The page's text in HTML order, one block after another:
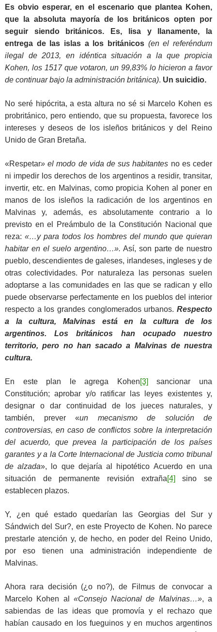
Es obvio esperar, en el escenario que plantea Kohen,
que la absoluta mayoría de los británicos opten por
seguir siendo británicos. Es, lisa y llanamente, la
entrega de las islas a los británicos (en el referéndum
ilegal de 2013, en idéntica situación a la que propicia
Kohen, los 1517 que votaron, un 99,83% lo hicieron a favor
de continuar bajo la administración británica). Un suicidio.
No seré hipócrita, a esta altura no sé si Marcelo Kohen es
probritánico, pero entiendo, que su propuesta, favorece los
intereses y deseos de los isleños británicos y del Reino
Unido de Gran Bretaña.
«Respetar» el modo de vida de sus habitantes no es ceder
ni impedir los derechos de los argentinos a residir, transitar,
invertir, etc. en Malvinas, como propicia Kohen al poner en
manos de los isleños la radicación de los argentinos en
Malvinas y, además, es absolutamente contrario a lo
previsto en el Preámbulo de la Constitución Nacional que
reza: «…y para todos los hombres del mundo que quieran
habitar en el suelo argentino…».Así, son parte de nuestro
pueblo, descendientes de galeses, irlandeses, ingleses y de
otras colectividades. Por naturaleza las personas suelen
adoptarse a las comunidades en las que se radican y ello
puede observarse perfectamente en los pueblos del interior
respecto a los grandes conglomerados urbanos. Respecto
a la cultura, Malvinas está en la cultura de los
argentinos. Los británicos han ocupado nuestro
territorio, pero no han sacado a Malvinas de nuestra
cultura.
En este plan le agrega Kohen[3]
sancionar una
Constitución; aprobar y/o ratificar las leyes existentes y,
designar o dar continuidad de los jueces naturales, y
también, prever «un mecanismo de solución de
controversias, en caso de conflictos sobre la interpretación
del acuerdo, que prevea la participación de los países
garantes y a la Corte Internacional de Justicia como tribunal
de alzada», lo que dejaría al hipotético Acuerdo en una
situación de permanente revisión extraña[4] sino se
establecen plazos.
Y, ¿en qué estado quedarían las Georgias del Sur y
Sándwich del Sur?, en este Proyecto de Kohen. No parece
prestarle atención y, de hecho, en poder del Reino Unido,
por eso tienen una administración independiente de
Malvinas.
Ahora rara decisión (¿o no?), de Filmus de convocar a
Marcelo Kohen al «Consejo Nacional de Malvinas…», a
sabiendas de las ideas que promovía y el rechazo que
habían causado en los fueguinos y en muchos argentinos